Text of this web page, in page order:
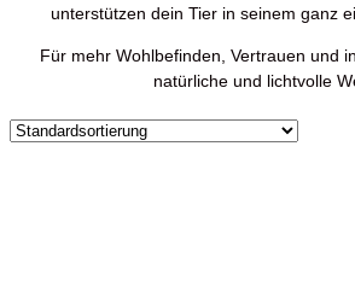
unterstützen dein Tier in seinem ganz
Für mehr Wohlbefinden, Vertrauen und
natürliche und lichtvolle